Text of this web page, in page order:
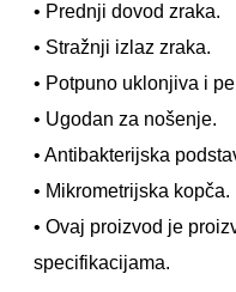
• Prednji dovod zraka.
• Stražnji izlaz zraka.
• Potpuno uklonjiva i
• Ugodan za nošenje.
• Antibakterijska
• Mikrometrijska kopča.
• Ovaj proizvod je
specifikacijama.